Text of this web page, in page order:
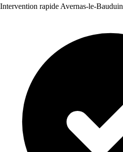
Intervention rapide Avernas-le-Bauduin